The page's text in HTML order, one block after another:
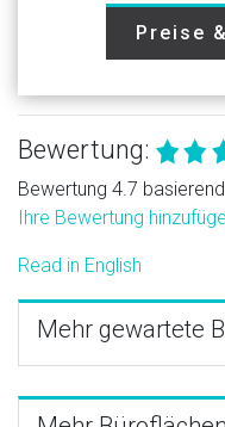
Preise
Bewertung:
Bewertung 4.7
Ihre Bewertung
Read in English
Mehr gewartete